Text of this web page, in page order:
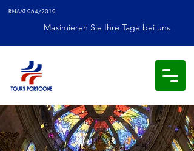
RNAAT 964/2019
Maximieren Sie Ihre Tage bei uns